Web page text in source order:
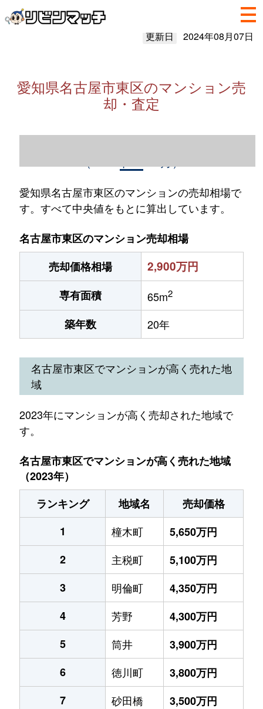
更新日 2024年08月07日
愛知県名古屋市東区のマンション売
却・査定
愛知県名古屋市東区のマンションの売却相場で
す。すべて中央値をもとに算出しています。
名古屋市東区のマンション売却相場
売却価格相場
2,900万円
専有面積 65m2
築年数 20年
名古屋市東区でマンションが高く売れた地
域
2023年にマンションが高く売却された地域で
す。
名古屋市東区でマンションが高く売れた地域
（2023年）
ランキング
地域名
売却価格
1
橦木町
5,650万円
2
主税町
5,100万円
3
明倫町
4,350万円
4
芳野
4,300万円
5
筒井
3,900万円
6
徳川町
3,800万円
7
砂田橋
3,500万円